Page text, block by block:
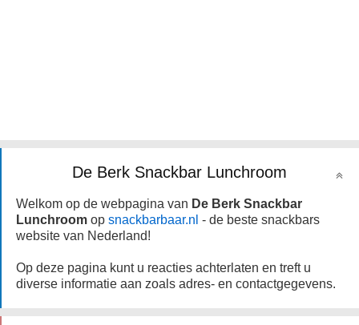
De Berk Snackbar Lunchroom
Welkom op de webpagina van De Berk Snackbar
Lunchroom op snackbarbaar.nl - de beste snackbars
website van Nederland!
Op deze pagina kunt u reacties achterlaten en treft u
diverse informatie aan zoals adres- en contactgegevens.